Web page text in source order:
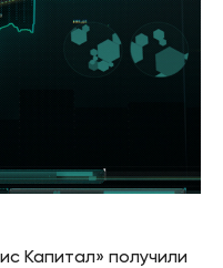
Капитал» получили